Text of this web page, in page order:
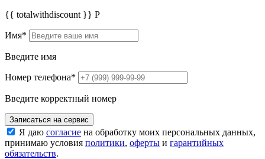
{{ totalwithdiscount }} Р
Имя*
Введите имя
Номер телефона*
Введите корректный номер
Записаться на сервис
Я даю согласие на обработку моих персональных данных,
принимаю условия политики, оферты и гарантийных
обязательств.